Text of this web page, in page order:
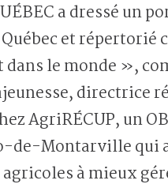
a dressé un
et répertorié
dans le monde »,
directrice
AgriRÉCUP, un
de-Montarville qui
à mieux